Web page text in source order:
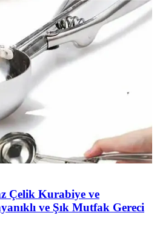
Çelik Kurabiye ve
ve Şık Mutfak Gereci